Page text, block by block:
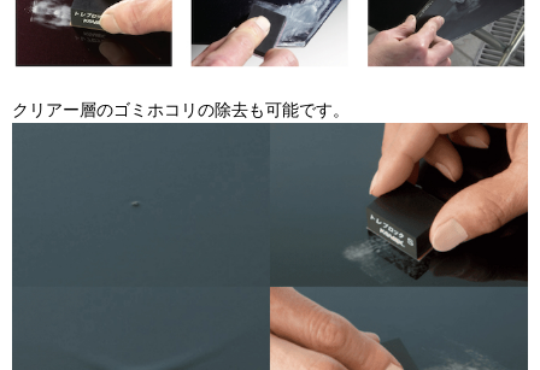
クリアー層のゴミホコリの除去も可能です。